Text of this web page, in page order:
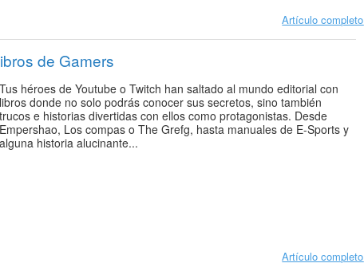
Artículo completo
de Gamers
Tus héroes de Youtube o Twitch han saltado al mundo editorial con
libros donde no solo podrás conocer sus secretos, sino también
trucos e historias divertidas con ellos como protagonistas. Desde
Empershao, Los compas o The Grefg, hasta manuales de E-Sports y
alguna historia alucinante...
Artículo completo